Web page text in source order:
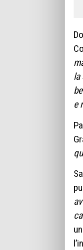
la
e